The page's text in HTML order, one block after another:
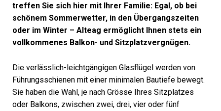
treffen Sie sich hier mit Ihrer Familie: Egal, ob bei
schönem Sommerwetter, in den Übergangszeiten
oder im Winter – Alteag ermöglicht Ihnen stets ein
vollkommenes Balkon- und Sitzplatzvergnügen.
Die verlässlich-leichtgängigen Glasflügel werden von
Führungsschienen mit einer minimalen Bautiefe bewegt.
Sie haben die Wahl, je nach Grösse Ihres Sitzplatzes
oder Balkons, zwischen zwei, drei, vier oder fünf